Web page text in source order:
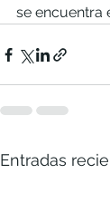
se encuentra
Entradas